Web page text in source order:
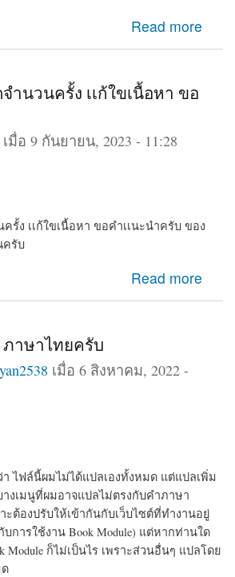
Read more
นื้อหาออกมาแสดงหน้าเว็บ
นวนครั้ง เเก้ใขเนื้อหา ขอ
มื่อ 9 กันยายน, 2023 - 11:28
ง เเก้ใขเนื้อหา ขอคำเเนะนำครับ ของ
ครับ
Read more
ดจำนวนครั้ง เเก้ใขเนื้อหา ขอคำเเนะ
นำครับ
ภาษาไทยครับ
เมื่อ 6 สิงหาคม, 2022 -
ไฟล์นี้ผมไม่ได้แปลเองทั้งหมด แต่แปลเพิ่ม
งเมนูที่ผมอาจแปลไม่ตรงกับคำภาษา
ะต้องปรับให้เข้ากันกับเว็บไซต์ที่ทำงานอยู่
การใช้งาน Book Module) แต่หากท่านใด
Module ก็ไม่เป็นไร เพราะส่วนอื่นๆ แปลโดย